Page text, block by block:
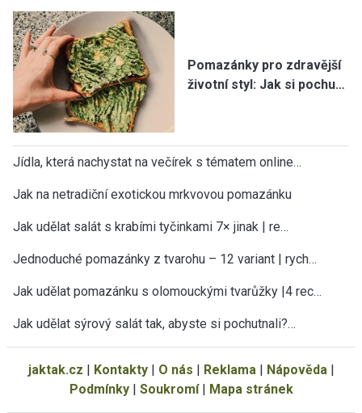
Pomazánky pro zdravější
životní styl: Jak si pochu…
Jídla, která nachystat na večírek s tématem online…
Jak na netradiční exotickou mrkvovou pomazánku
Jak udělat salát s krabími tyčinkami 7× jinak | re…
Jednoduché pomazánky z tvarohu – 12 variant | rych…
Jak udělat pomazánku s olomouckými tvarůžky |4 rec…
Jak udělat sýrový salát tak, abyste si pochutnali?…
jaktak.cz | Kontakty| O nás | Reklama | Nápověda |
Podmínky| Soukromí| Mapa stránek